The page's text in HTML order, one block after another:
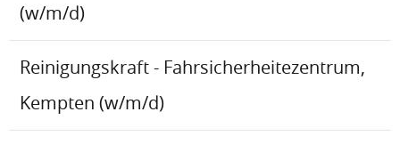
(w/m/d)
Reinigungskraft - Fahrsicherheitezentrum,
Kempten (w/m/d)